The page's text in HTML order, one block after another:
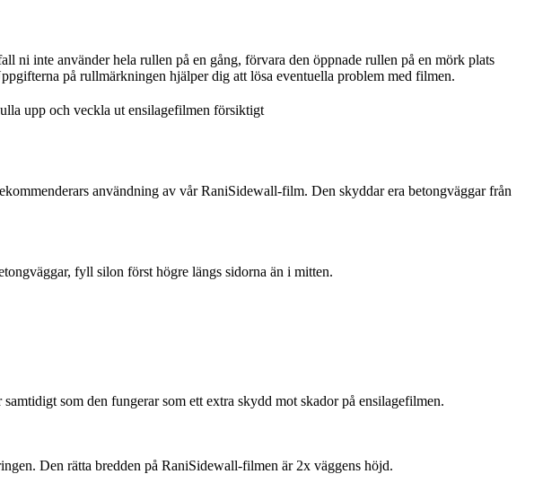
ni inte använder hela rullen på en gång, förvara den öppnade rullen på en mörk plats
på rullmärkningen hjälper dig att lösa eventuella problem med filmen.
upp och veckla ut ensilagefilmen försiktigt
användning av vår RaniSidewall-film. Den skyddar era betongväggar från
fyll silon först högre längs sidorna än i mitten.
som den fungerar som ett extra skydd mot skador på ensilagefilmen.
Den rätta bredden på RaniSidewall-filmen är 2x väggens höjd.